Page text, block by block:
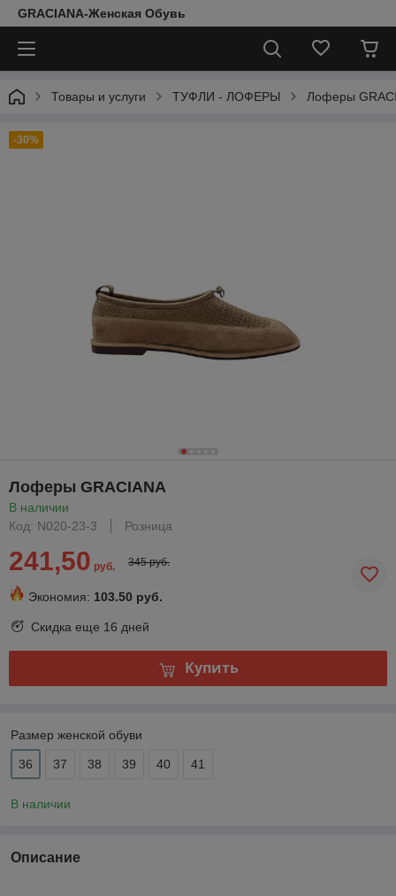
GRACIANA-Женская Обувь
Товары и услуги ТУФЛИ - ЛОФЕРЫ Лоферы
-30%
Лоферы GRACIANA
В наличии
Код: N020-23-3
Розница
241,50 руб. 345 руб.
Экономия: 103.50 руб.
Скидка еще 16 дней
Купить
Размер женской обуви
36 37 38 39 40 41
В наличии
Описание